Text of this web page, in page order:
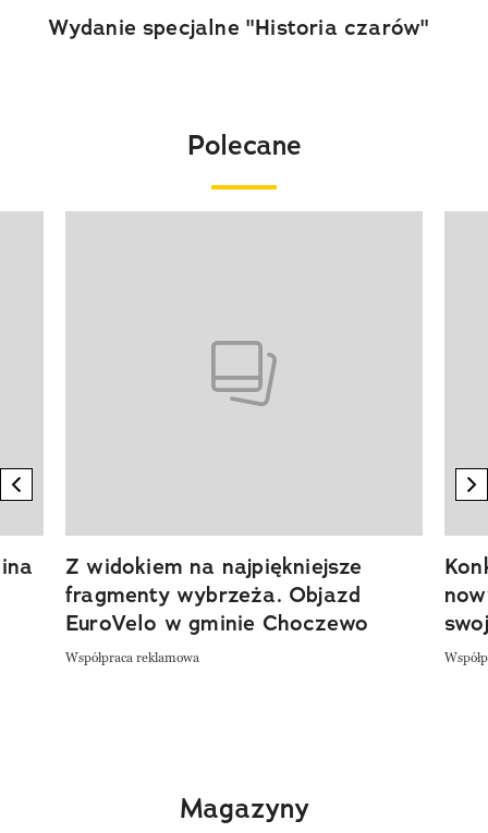
Wydanie specjalne "Historia czarów"
Polecane
previous element
Z widokiem na najpiękniejsze
fragmenty wybrzeża. Objazd
EuroVelo w gminie Choczewo
Współpraca reklamowa
Magazyny